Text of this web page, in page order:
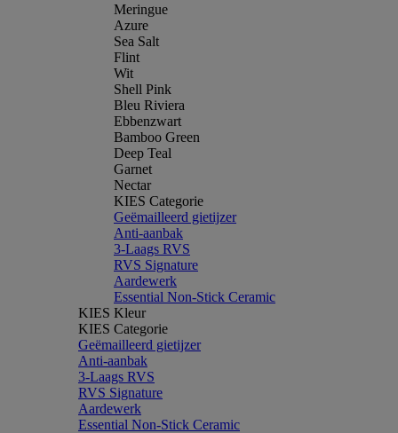
Meringue
Azure
Sea Salt
Flint
Wit
Shell Pink
Bleu Riviera
Ebbenzwart
Bamboo Green
Deep Teal
Garnet
Nectar
KIES Categorie
Geëmailleerd gietijzer
Anti-aanbak
3-Laags RVS
RVS Signature
Aardewerk
Essential Non-Stick Ceramic
KIES Kleur
KIES Categorie
Geëmailleerd gietijzer
Anti-aanbak
3-Laags RVS
RVS Signature
Aardewerk
Essential Non-Stick Ceramic